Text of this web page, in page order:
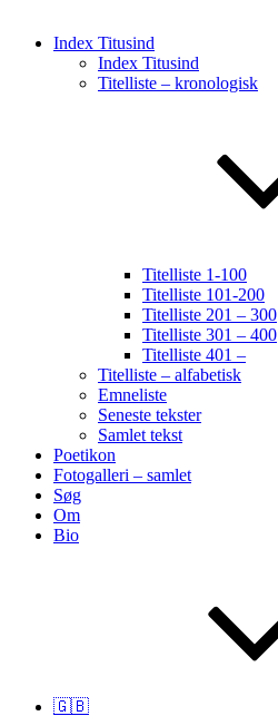
Index Titusind
Index Titusind
Titelliste – kronologisk
Titelliste 1-100
Titelliste 101-200
Titelliste 201 – 300
Titelliste 301 – 400
Titelliste 401 –
Titelliste – alfabetisk
Emneliste
Seneste tekster
Samlet tekst
Poetikon
Fotogalleri – samlet
Søg
Om
Bio
🇬🇧